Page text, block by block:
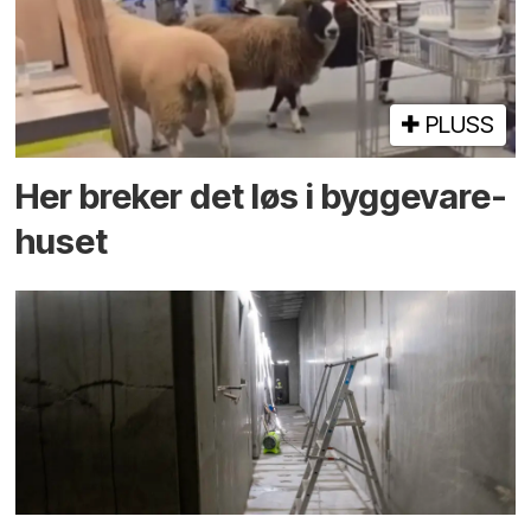
PLUSS
Her breker det løs i bygge­vare­
huset